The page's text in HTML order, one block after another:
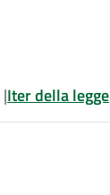
|Iter della legge